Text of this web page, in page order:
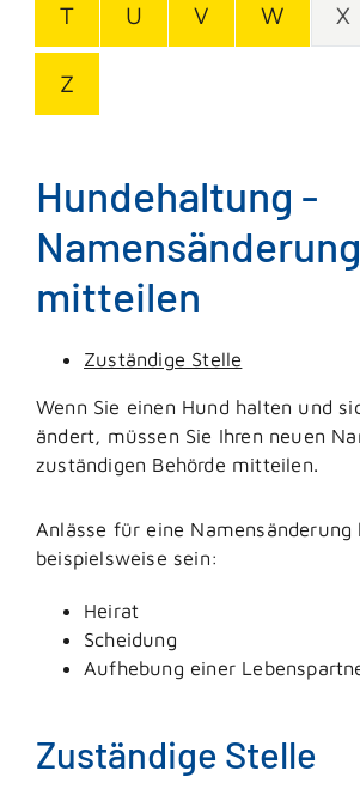
T U V W X
Z
Hundehaltung -
Namensänderung
mitteilen
Zuständige Stelle
Wenn Sie einen Hund halten und
ändert, müssen Sie Ihren neuen
zuständigen Behörde mitteilen.
Anlässe für eine Namensänderung
beispielsweise sein:
Heirat
Scheidung
Aufhebung einer
Zuständige Stelle